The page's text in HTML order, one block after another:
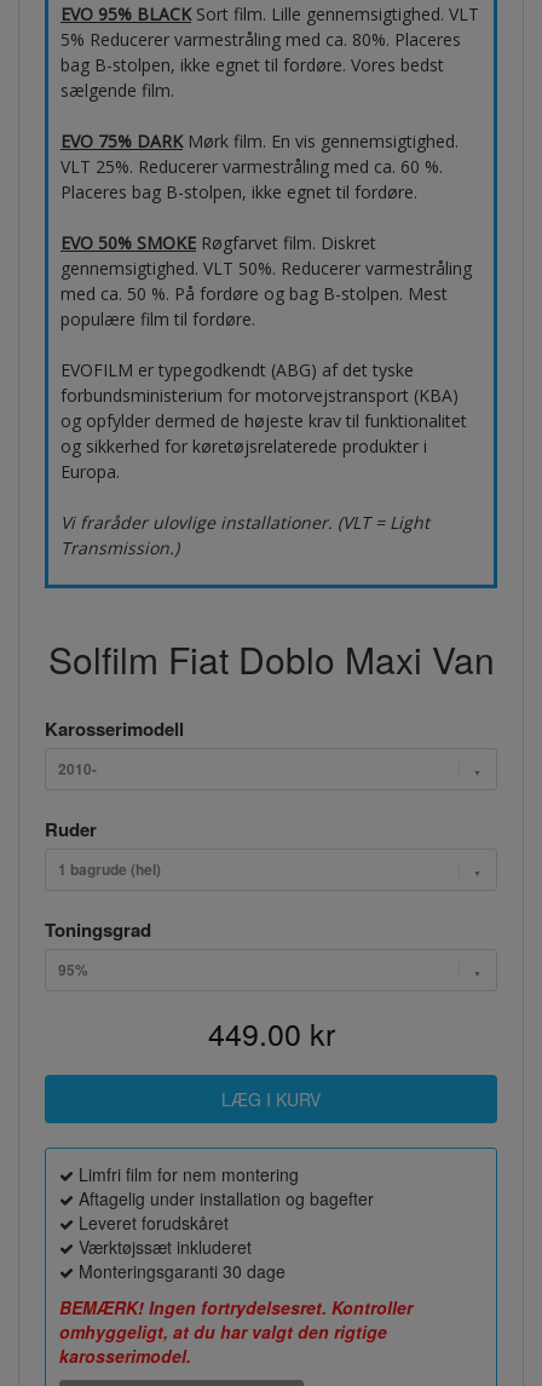
EVO 95% BLACKSort film. Lille gennemsigtighed. VLT
5% Reducerer varmestråling med ca. 80%. Placeres
bag B-stolpen, ikke egnet til fordøre. Vores bedst
sælgende film.
EVO 75% DARKMørk film. En vis gennemsigtighed.
VLT 25%. Reducerer varmestråling med ca. 60 %.
Placeres bag B-stolpen, ikke egnet til fordøre.
EVO 50% SMOKE Røgfarvet film. Diskret
gennemsigtighed. VLT 50%. Reducerer varmestråling
med ca. 50 %. På fordøre og bag B-stolpen. Mest
populære film til fordøre.
EVOFILM er typegodkendt (ABG) af det tyske
forbundsministerium for motorvejstransport (KBA)
og opfylder dermed de højeste krav til funktionalitet
og sikkerhed for køretøjsrelaterede produkter i
Europa.
Vi fraråder ulovlige installationer. (VLT = Light
Transmission.)
Solfilm Fiat Doblo Maxi Van
Karosserimodell
2010-
Ruder
1 bagrude (hel)
Toningsgrad
95%
449.00 kr
Limfri film for nem montering
Aftagelig under installation og bagefter
Leveret forudskåret
Værktøjssæt inkluderet
Monteringsgaranti 30 dage
BEMÆRK! Ingen fortrydelsesret. Kontroller
omhyggeligt, at du har valgt den rigtige
karosserimodel.